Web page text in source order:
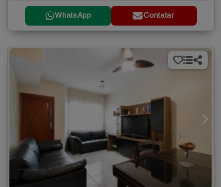
WhatsApp Contatar